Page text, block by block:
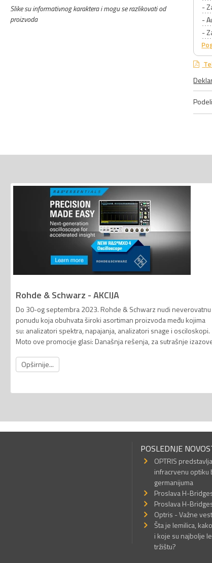
Slike su informativnog karaktera i mogu se razlikovati od
proizvoda
-
-
-
Rohde & Schwarz - AKCIJA
Do 30-og septembra 2023. Rohde & Schwarz nudi neverovatnu
ponudu koja obuhvata široki asortiman proizvoda među kojima
su: analizatori spektra, napajanja, analizatori snage i osciloskopi.
Moto ove promocije glasi: Današnja rešenja, za sutrašnje
Opširnije...
POSLEDNJE
OPTRIS predstavlja
infracrvenu optiku
germanijuma
Proslava H-
Proslava H-
Optris - Važne
Šta je lemilica,
i koje su najbolje
tržištu?